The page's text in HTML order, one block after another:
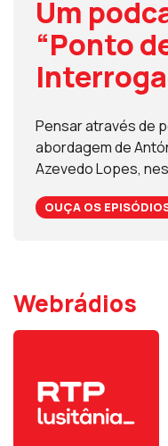
Um
“Ponto
Pensar através de
abordagem de
Azevedo Lopes,
OUÇA OS
Webrádios